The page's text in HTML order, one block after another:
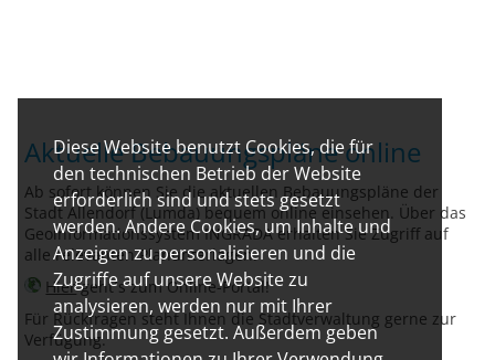
Diese Website benutzt Cookies, die für
den technischen Betrieb der Website
erforderlich sind und stets gesetzt
werden. Andere Cookies, um Inhalte und
Anzeigen zu personalisieren und die
Zugriffe auf unsere Website zu
analysieren, werden nur mit Ihrer
Zustimmung gesetzt. Außerdem geben
Aktuelle Bebauungspläne online
Ab sofort können Sie die aktuellen Bebauungspläne der
Stadt Allendorf (Lumda) bequem online einsehen. Über das
Geoinformationssystem INGRADA erhalten Sie Zugriff auf
alle relevanten Planunterlagen.
Hiergeht´s zum Online-Portal!
Für Rückfragen steht Ihnen die Stadtverwaltung gerne zur
Verfügung.